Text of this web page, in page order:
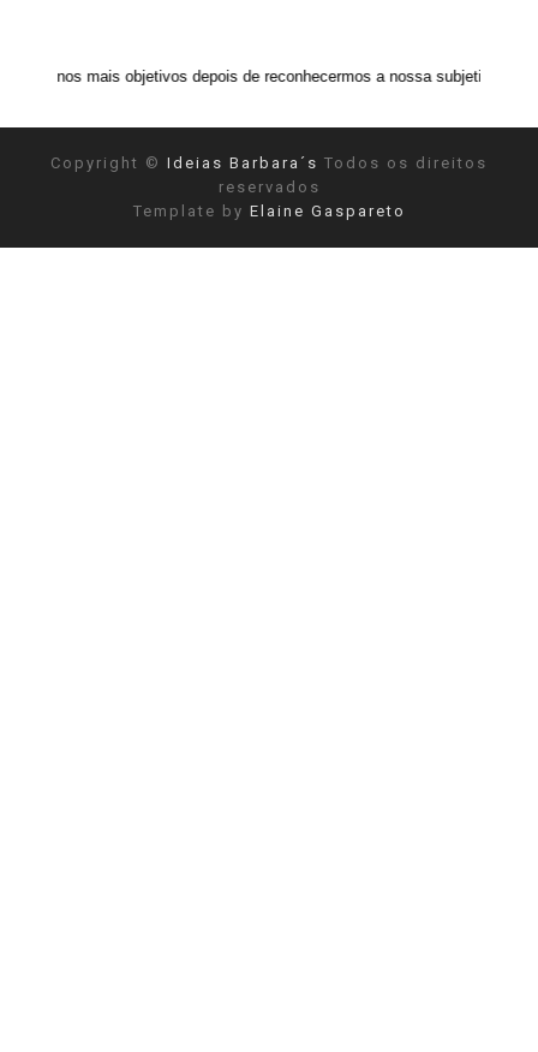
objetivos depois de reconhecermos a nossa subjetividade." ANAIS NIN
Copyright © Ideias Barbara´s Todos os direitos
reservados
Template by Elaine Gaspareto